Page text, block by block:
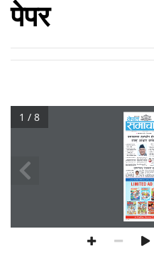
पेपर
1 / 8